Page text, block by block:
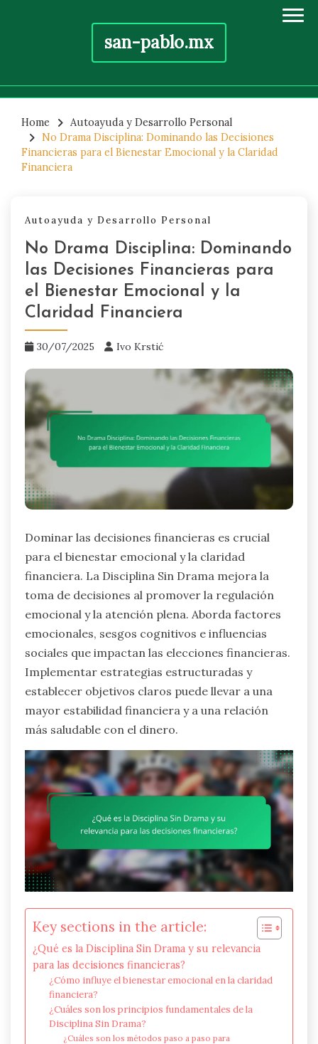
san-pablo.mx
content
Home
Autoayuda y Desarrollo Personal
No Drama Disciplina: Dominando las Decisiones
Financieras para el Bienestar Emocional y la Claridad
Financiera
Autoayuda y Desarrollo Personal
No Drama Disciplina: Dominando
las Decisiones Financieras para
el Bienestar Emocional y la
Claridad Financiera
30/07/2025 Ivo Krstić
Dominar las decisiones financieras es crucial
para el bienestar emocional y la claridad
financiera. La Disciplina Sin Drama mejora la
toma de decisiones al promover la regulación
emocional y la atención plena. Aborda factores
emocionales, sesgos cognitivos e influencias
sociales que impactan las elecciones financieras.
Implementar estrategias estructuradas y
establecer objetivos claros puede llevar a una
mayor estabilidad financiera y a una relación
más saludable con el dinero.
Key sections in the article:
¿Qué es la Disciplina Sin Drama y su relevancia
para las decisiones financieras?
¿Cómo influye el bienestar emocional en la claridad
financiera?
¿Cuáles son los principios fundamentales de la
Disciplina Sin Drama?
¿Cuáles son los métodos paso a paso para